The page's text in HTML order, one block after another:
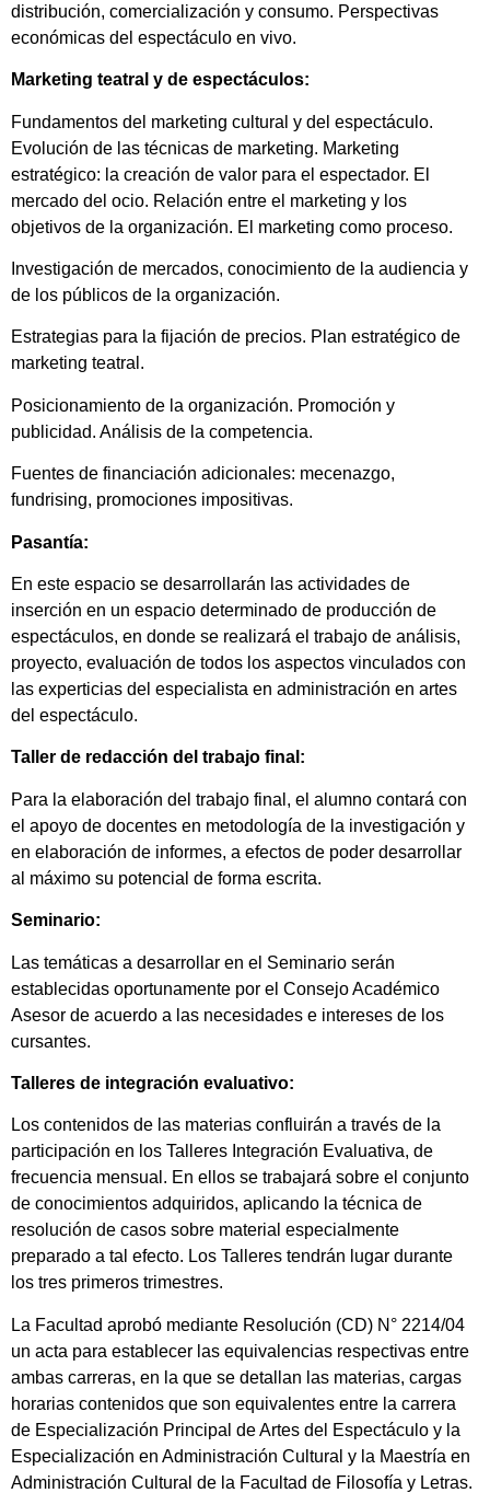
distribución, comercialización y consumo. Perspectivas
económicas del espectáculo en vivo.
Marketing teatral y de espectáculos:
Fundamentos del marketing cultural y del espectáculo.
Evolución de las técnicas de marketing. Marketing
estratégico: la creación de valor para el espectador. El
mercado del ocio. Relación entre el marketing y los
objetivos de la organización. El marketing como proceso.
Investigación de mercados, conocimiento de la audiencia y
de los públicos de la organización.
Estrategias para la fijación de precios. Plan estratégico de
marketing teatral.
Posicionamiento de la organización. Promoción y
publicidad. Análisis de la competencia.
Fuentes de financiación adicionales: mecenazgo,
fundrising, promociones impositivas.
Pasantía:
En este espacio se desarrollarán las actividades de
inserción en un espacio determinado de producción de
espectáculos, en donde se realizará el trabajo de análisis,
proyecto, evaluación de todos los aspectos vinculados con
las experticias del especialista en administración en artes
del espectáculo.
Taller de redacción del trabajo final:
Para la elaboración del trabajo final, el alumno contará con
el apoyo de docentes en metodología de la investigación y
en elaboración de informes, a efectos de poder desarrollar
al máximo su potencial de forma escrita.
Seminario:
Las temáticas a desarrollar en el Seminario serán
establecidas oportunamente por el Consejo Académico
Asesor de acuerdo a las necesidades e intereses de los
cursantes.
Talleres de integración evaluativo:
Los contenidos de las materias confluirán a través de la
participación en los Talleres Integración Evaluativa, de
frecuencia mensual. En ellos se trabajará sobre el conjunto
de conocimientos adquiridos, aplicando la técnica de
resolución de casos sobre material especialmente
preparado a tal efecto. Los Talleres tendrán lugar durante
los tres primeros trimestres.
La Facultad aprobó mediante Resolución (CD) N° 2214/04
un acta para establecer las equivalencias respectivas entre
ambas carreras, en la que se detallan las materias, cargas
horarias contenidos que son equivalentes entre la carrera
de Especialización Principal de Artes del Espectáculo y la
Especialización en Administración Cultural y la Maestría en
Administración Cultural de la Facultad de Filosofía y Letras.